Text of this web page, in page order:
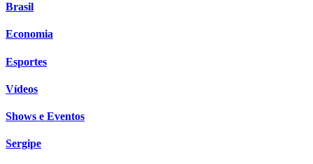
Brasil
Economia
Esportes
Vídeos
Shows e Eventos
Sergipe